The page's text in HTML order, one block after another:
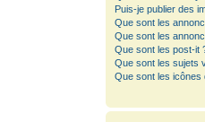
Puis-je publier des
Que sont les
Que sont les
Que sont les post-it
Que sont les sujets
Que sont les icônes